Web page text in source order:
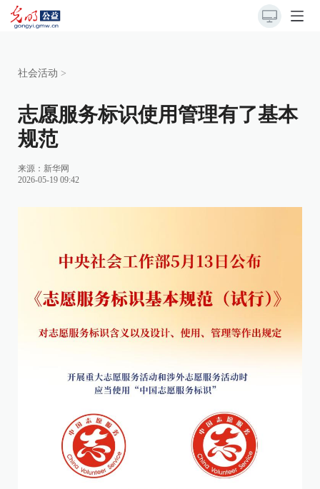
社会活动 >
志愿服务标识使用管理有了基本
规范
来源： 新华网
2026-05-19 09:42